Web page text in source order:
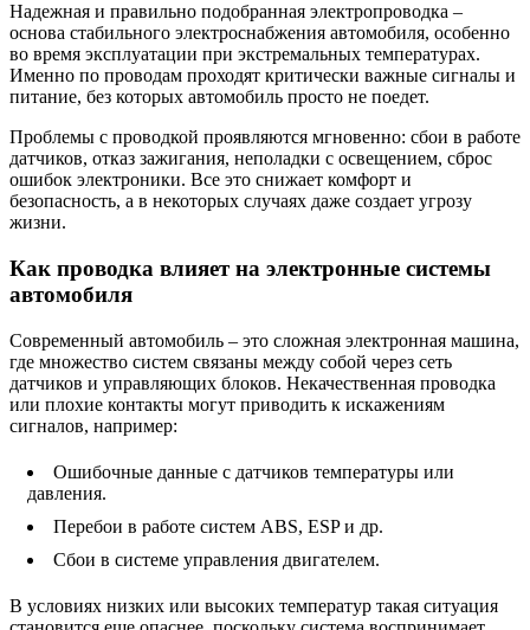
Надежная и правильно подобранная электропроводка –
основа стабильного электроснабжения автомобиля, особенно
во время эксплуатации при экстремальных температурах.
Именно по проводам проходят критически важные сигналы и
питание, без которых автомобиль просто не поедет.
Проблемы с проводкой проявляются мгновенно: сбои в работе
датчиков, отказ зажигания, неполадки с освещением, сброс
ошибок электроники. Все это снижает комфорт и
безопасность, а в некоторых случаях даже создает угрозу
жизни.
Как проводка влияет на электронные системы
автомобиля
Современный автомобиль – это сложная электронная машина,
где множество систем связаны между собой через сеть
датчиков и управляющих блоков. Некачественная проводка
или плохие контакты могут приводить к искажениям
сигналов, например:
Ошибочные данные с датчиков температуры или
давления.
Перебои в работе систем ABS, ESP и др.
Сбои в системе управления двигателем.
В условиях низких или высоких температур такая ситуация